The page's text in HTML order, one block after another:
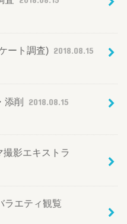
ート調査) 2018.08.15
添削 2018.08.15
撮影エキストラ
ラエティ観覧